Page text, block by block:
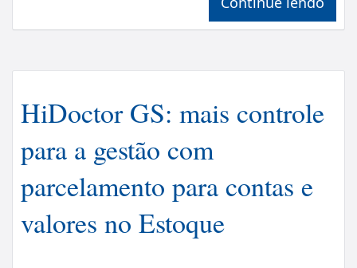
HiDoctor GS: mais controle
para a gestão com
parcelamento para contas e
valores no Estoque